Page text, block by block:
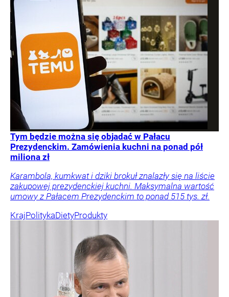
Tym będzie można się objadać w Pałacu
Prezydenckim. Zamówienia kuchni na ponad pół
miliona zł
Karambola, kumkwat i dziki brokuł znalazły się na liście
zakupowej prezydenckiej kuchni. Maksymalna wartość
umowy z Pałacem Prezydenckim to ponad 515 tys. zł.
KrajPolitykaDietyProdukty